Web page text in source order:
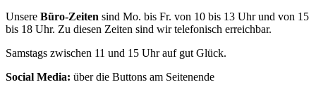
Unsere Büro-Zeiten sind Mo. bis Fr. von 10 bis 13 Uhr und von 15
bis 18 Uhr. Zu diesen Zeiten sind wir telefonisch erreichbar.
Samstags zwischen 11 und 15 Uhr auf gut Glück.
Social Media: über die Buttons am Seitenende